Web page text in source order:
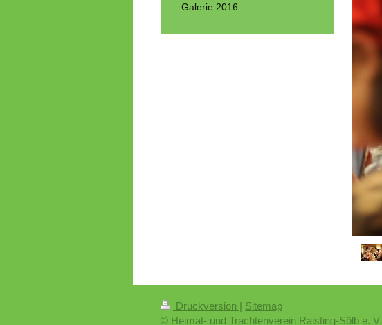
Galerie 2016
Druckversion | Sitemap
© Heimat- und Trachtenverein Raisting-Sölb e. V.